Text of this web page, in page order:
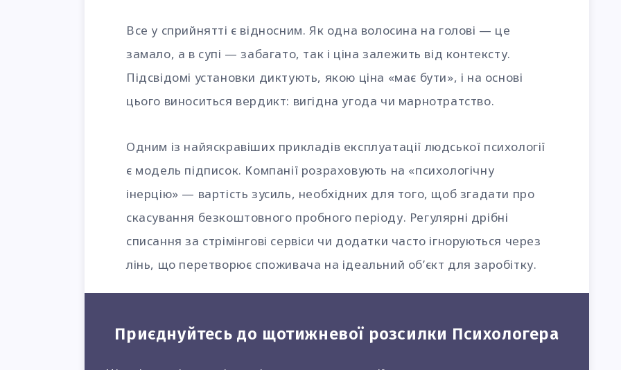
Все у сприйнятті є відносним. Як одна волосина на голові — це
замало, а в супі — забагато, так і ціна залежить від контексту.
Підсвідомі установки диктують, якою ціна «має бути», і на основі
цього виноситься вердикт: вигідна угода чи марнотратство.
Одним із найяскравіших прикладів експлуатації людської психології
є модель підписок. Компанії розраховують на «психологічну
інерцію» — вартість зусиль, необхідних для того, щоб згадати про
скасування безкоштовного пробного періоду. Регулярні дрібні
списання за стрімінгові сервіси чи додатки часто ігноруються через
лінь, що перетворює споживача на ідеальний об’єкт для заробітку.
Приєднуйтесь до щотижневої розсилки Психологера